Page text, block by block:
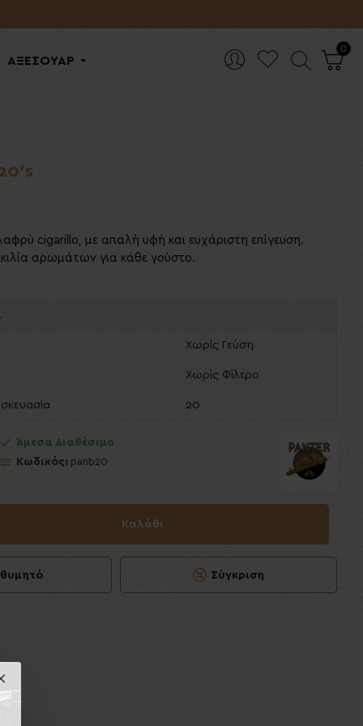
ΑΞΕΣΟΥΑΡ
0
cigarillo, με απαλή υφή και ευχάριστη επίγευση.
αρωμάτων για κάθε γούστο.
Χωρίς Γεύση
Χωρίς Φίλτρο
20
Άμεσα Διαθέσιμο
Κωδικός: panb20
Καλάθι
Σύγκριση